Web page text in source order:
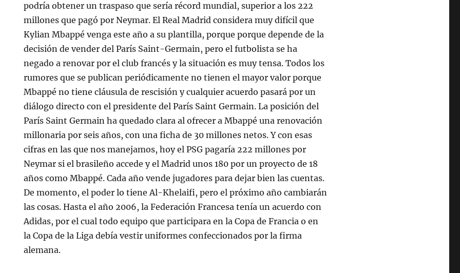
podría obtener un traspaso que sería récord mundial, superior a los 222
millones que pagó por Neymar. El Real Madrid considera muy difícil que
Kylian Mbappé venga este año a su plantilla, porque porque depende de la
decisión de vender del París Saint-Germain, pero el futbolista se ha
negado a renovar por el club francés y la situación es muy tensa. Todos los
rumores que se publican periódicamente no tienen el mayor valor porque
Mbappé no tiene cláusula de rescisión y cualquier acuerdo pasará por un
diálogo directo con el presidente del París Saint Germain. La posición del
París Saint Germain ha quedado clara al ofrecer a Mbappé una renovación
millonaria por seis años, con una ficha de 30 millones netos. Y con esas
cifras en las que nos manejamos, hoy el PSG pagaría 222 millones por
Neymar si el brasileño accede y el Madrid unos 180 por un proyecto de 18
años como Mbappé. Cada año vende jugadores para dejar bien las cuentas.
De momento, el poder lo tiene Al-Khelaifi, pero el próximo año cambiarán
las cosas. Hasta el año 2006, la Federación Francesa tenía un acuerdo con
Adidas, por el cual todo equipo que participara en la Copa de Francia o en
la Copa de la Liga debía vestir uniformes confeccionados por la firma
alemana.